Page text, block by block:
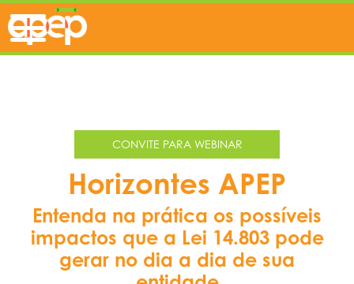
CONVITE PARA WEBINAR
Horizontes APEP
Entenda na prática os possíveis
impactos que a Lei 14.803 pode
gerar no dia a dia de sua